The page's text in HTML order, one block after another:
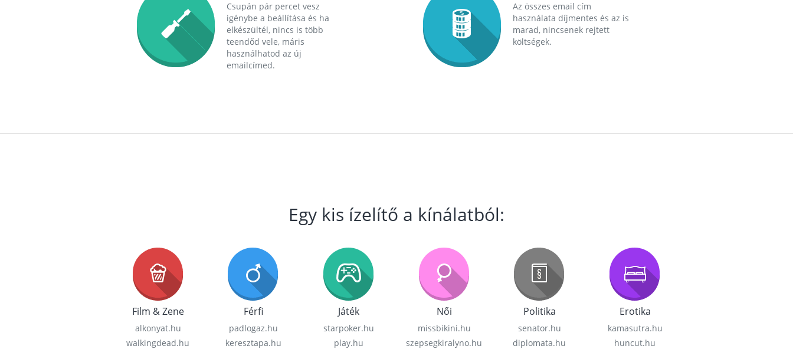
Csupán pár percet vesz
igénybe a beállítása és ha
elkészültél, nincs is több
teendőd vele, máris
használhatod az új
emailcímed.
Az összes email cím
használata díjmentes és az is
marad, nincsenek rejtett
költségek.
Egy kis ízelítő a kínálatból:
Film & Zene
alkonyat.hu
walkingdead.hu
Férfi
padlogaz.hu
keresztapa.hu
Játék
starpoker.hu
play.hu
Női
missbikini.hu
szepsegkiralyno.hu
Politika
senator.hu
diplomata.hu
Erotika
kamasutra.hu
huncut.hu